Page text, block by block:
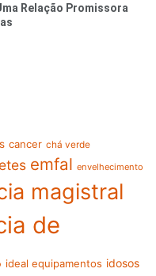
Relação Promissora
cancer chá verde
emfal envelhecimento
magistral
de
ideal equipamentos idosos